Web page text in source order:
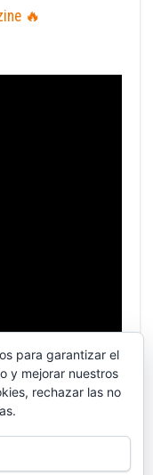
🔥
para garantizar el
y mejorar nuestros
rechazar las no